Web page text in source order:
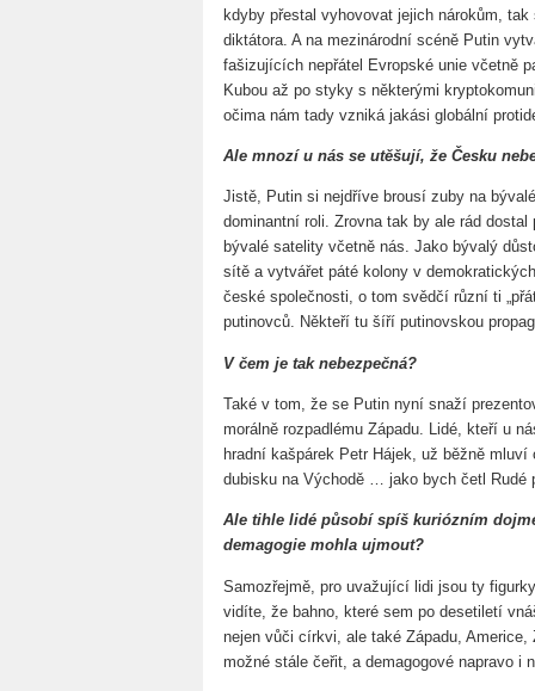
kdyby přestal vyhovovat jejich nárokům,
diktátora. A na mezinárodní scéně Putin
fašizujících nepřátel Evropské unie včetně
Kubou až po styky s některými
očima nám tady vzniká jakási globální
Ale mnozí u nás se utěšují, že Česku
Jistě, Putin si nejdříve brousí zuby na
dominantní roli. Zrovna tak by ale rád
bývalé satelity včetně nás. Jako bývalý
sítě a vytvářet páté kolony v
české společnosti, o tom svědčí různí ti
putinovců. Někteří tu šíří putinovskou
V čem je tak nebezpečná?
Také v tom, že se Putin nyní snaží
morálně rozpadlému Západu. Lidé, kteří u
hradní kašpárek Petr Hájek, už běžně
dubisku na Východě … jako bych četl Rudé
Ale tihle lidé působí spíš kuriózním
demagogie mohla ujmout?
Samozřejmě, pro uvažující lidi jsou ty
vidíte, že bahno, které sem po desetiletí
nejen vůči církvi, ale také Západu,
možné stále čeřit, a demagogové napravo i